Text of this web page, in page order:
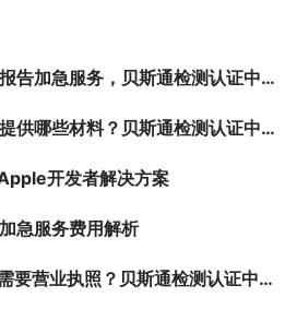
服务，贝斯通检测认证中心为您高效解决
些材料？贝斯通检测认证中心专业解答
开发者解决方案
急服务费用解析
业执照？贝斯通检测认证中心为您解答